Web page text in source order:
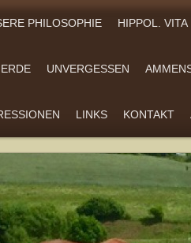
PHILOSOPHIE HIPPOL. VITA
UNVERGESSEN
LINKS KONTAKT